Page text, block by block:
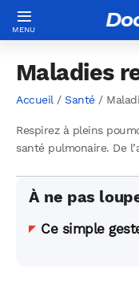
Maladies
Accueil / Santé/
Respirez à pleins
santé pulmonaire. De
maintenir des
À ne pas
Ce simple